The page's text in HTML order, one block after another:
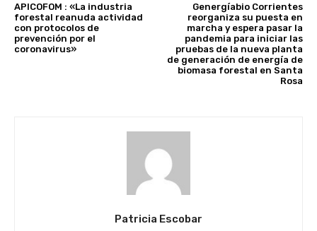
APICOFOM : «La industria
forestal reanuda actividad
con protocolos de
prevención por el
coronavirus»
Genergíabio Corrientes
reorganiza su puesta en
marcha y espera pasar la
pandemia para iniciar las
pruebas de la nueva planta
de generación de energía de
biomasa forestal en Santa
Rosa
Patricia Escobar